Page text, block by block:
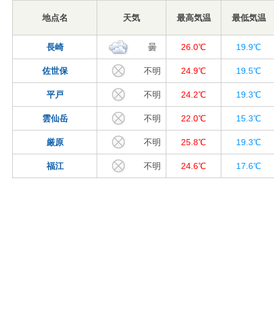
地点名 天気 最高気温 最低気温
長崎 曇 26.0℃ 19.9℃
佐世保 不明 24.9℃ 19.5℃
平戸 不明 24.2℃ 19.3℃
雲仙岳 不明 22.0℃ 15.3℃
厳原 不明 25.8℃ 19.3℃
福江 不明 24.6℃ 17.6℃